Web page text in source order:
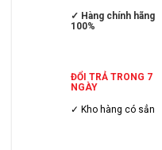
✓ Hàng chính hãng
100%
ĐỔI TRẢ TRONG 7
NGÀY
✓ Kho hàng có sẳn